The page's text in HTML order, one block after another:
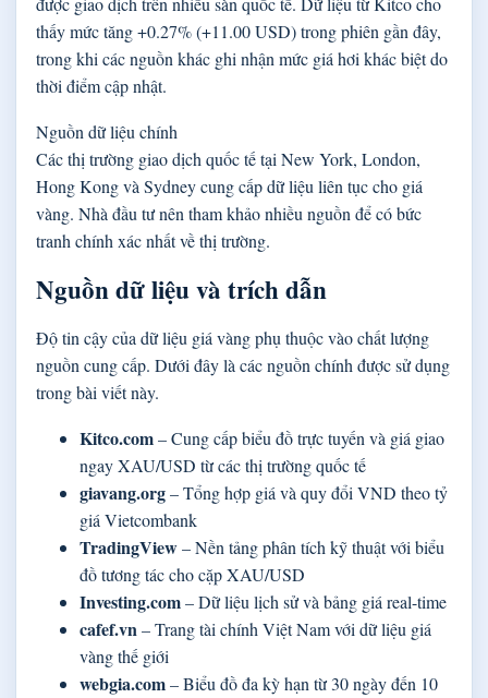
thấy mức tăng +0.27% (+11.00 USD) trong phiên gần đây,
trong khi các nguồn khác ghi nhận mức giá hơi khác biệt do
thời điểm cập nhật.
Nguồn dữ liệu chính
Các thị trường giao dịch quốc tế tại New York, London,
Hong Kong và Sydney cung cấp dữ liệu liên tục cho giá
vàng. Nhà đầu tư nên tham khảo nhiều nguồn để có bức
tranh chính xác nhất về thị trường.
Nguồn dữ liệu và trích dẫn
Độ tin cậy của dữ liệu giá vàng phụ thuộc vào chất lượng
nguồn cung cấp. Dưới đây là các nguồn chính được sử dụng
trong bài viết này.
Kitco.com– Cung cấp biểu đồ trực tuyến và giá giao
ngay XAU/USD từ các thị trường quốc tế
giavang.org– Tổng hợp giá và quy đổi VND theo tỷ
giá Vietcombank
TradingView– Nền tảng phân tích kỹ thuật với biểu
đồ tương tác cho cặp XAU/USD
Investing.com– Dữ liệu lịch sử và bảng giá real-time
cafef.vn– Trang tài chính Việt Nam với dữ liệu giá
vàng thế giới
webgia.com– Biểu đồ đa kỳ hạn từ 30 ngày đến 10